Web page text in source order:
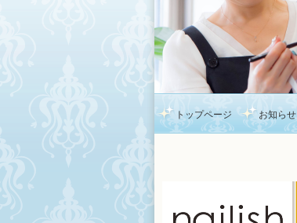
トップページ お知らせ